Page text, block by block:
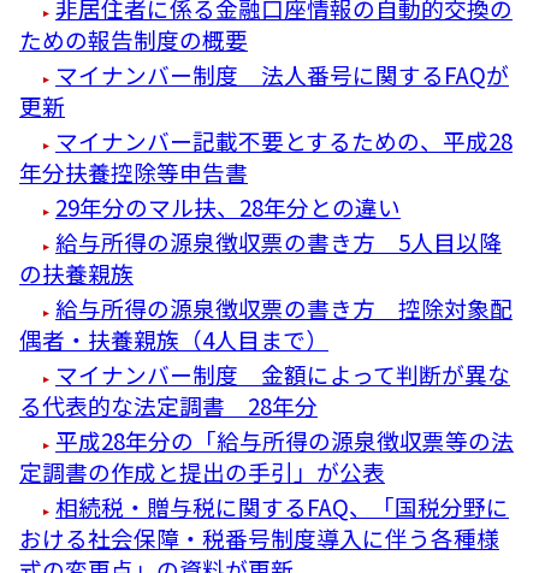
非居住者に係る金融口座情報の自動的交換の
ための報告制度の概要
マイナンバー制度 法人番号に関するFAQが
更新
マイナンバー記載不要とするための、平成28
年分扶養控除等申告書
29年分のマル扶、28年分との違い
給与所得の源泉徴収票の書き方 5人目以降
の扶養親族
給与所得の源泉徴収票の書き方 控除対象配
偶者・扶養親族（4人目まで）
マイナンバー制度 金額によって判断が異な
る代表的な法定調書 28年分
平成28年分の「給与所得の源泉徴収票等の法
定調書の作成と提出の手引」が公表
相続税・贈与税に関するFAQ、「国税分野に
おける社会保障・税番号制度導入に伴う各種様